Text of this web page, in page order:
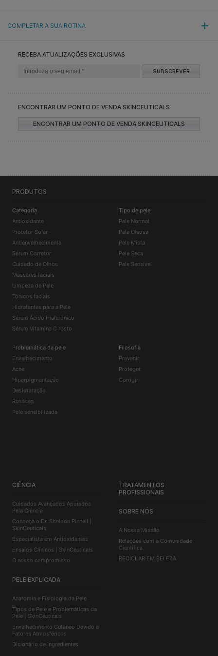
COMPLETAR A SUA ROTINA
RECEBA ATUALIZAÇÕES EXCLUSIVAS
SUBSCREVER
ENCONTRAR UM PONTO DE VENDA SKINCEUTICALS
ENCONTRAR UM PONTO DE VENDA SKINCEUTICALS
PRODUTOS
Categoria
Antioxidante
Protetor Solar
Antienvelhecimento
Sérum Corretor
Cuidado de Olhos
Máscaras faciais
Limpeza de Pele
Tónicos faciais
Hidratantes para a Pele
Sérum Ácido Hialurónico
Sérum Vitamina C rosto
Tipo de pele
Pele Normal
Pele Oleosa
Pele Mista
Pele Seca
Pele Sensível
Problemática da pele
Envelhecimento
Acne
Hiperpigmentação
Desidratação
Rosácea
Pele sensibilizada
Filosofia
Prevenir
Proteger
Corrigir
CIÊNCIA
Cuidados Avançados Apoiados
Pela Ciência
Conheça o Dr. Sheldon Pinnell |
SkinCeuticals
Especialista em Antioxidantes
Ensaios Clínicos | SkinCeuticals
O nosso compromisso
PELE EXPLICADA
Anatomia e Fisiologia da Pele
Tipos de Pele e Problemáticas da
Pele | SkinCeuticals
Envelhecimento Cutâneo Devido a
Fatores Atmosféricos
Dicionário de Ingredientes
TRATAMENTOS
PROFISSIONAIS
SOBRE NÓS
A Nossa Missão
Relações com a Comunidade
Científica
RECICLAR EM BELEZA